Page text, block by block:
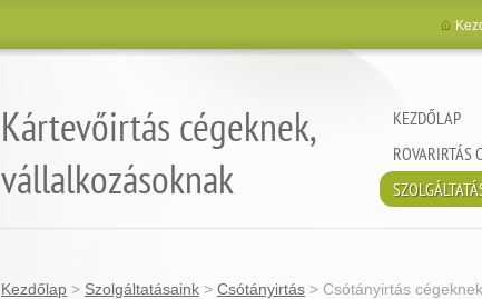
Kártevőirtás cégeknek,
vállalkozásoknak
KEZDŐLAP
ROVARIRTÁS
Kezdőlap > Szolgáltatásaink > Csótányirtás > Csótányirtás